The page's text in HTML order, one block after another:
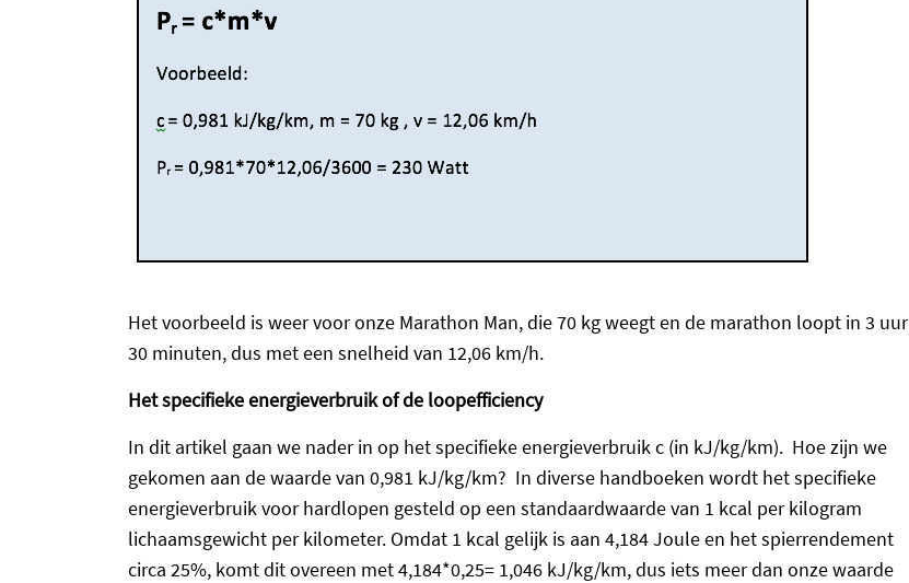
Het voorbeeld is weer voor onze Marathon Man, die 70 kg weegt en de marathon loopt in 3 uur
30 minuten, dus met een snelheid van 12,06 km/h.
Het specifieke energieverbruik of de loopefficiency
In dit artikel gaan we nader in op het specifieke energieverbruik c (in kJ/kg/km). Hoe zijn we
gekomen aan de waarde van 0,981 kJ/kg/km? In diverse handboeken wordt het specifieke
energieverbruik voor hardlopen gesteld op een standaardwaarde van 1 kcal per kilogram
lichaamsgewicht per kilometer. Omdat 1 kcal gelijk is aan 4,184 Joule en het spierrendement
circa 25%, komt dit overeen met 4,184*0,25= 1,046 kJ/kg/km, dus iets meer dan onze waarde